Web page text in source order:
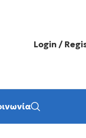
Login /